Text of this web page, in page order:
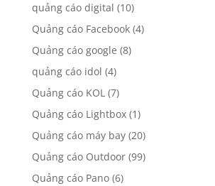
quảng cáo digital (10)
Quảng cáo Facebook(4)
Quảng cáo google (8)
quảng cáo idol (4)
Quảng cáo KOL(7)
Quảng cáo Lightbox(1)
Quảng cáo máy bay(20)
Quảng cáo Outdoor(99)
Quảng cáo Pano(6)